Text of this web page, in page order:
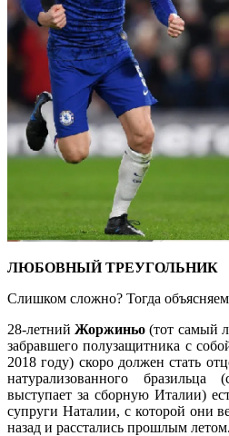
ЛЮБОВНЫЙ ТРЕУГОЛЬНИК
Слишком сложно? Тогда
28-летнийЖоржиньо (тот самый
забравшего полузащитника с
2018 году) скоро должен стать
натурализованного
выступает за сборную Италии)
супруги Наталии, с которой они
назад и расстались прошлым летом.